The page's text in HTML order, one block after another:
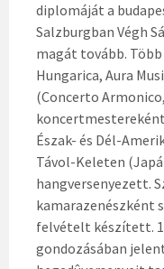
diplomáját a
Salzburgban Végh
magát tovább.
Hungarica, Aura
(Concerto
Észak- és Dél-
Távol-Keleten
hangversenyezett.
kamarazenészként
felvételt készített.
gondozásában